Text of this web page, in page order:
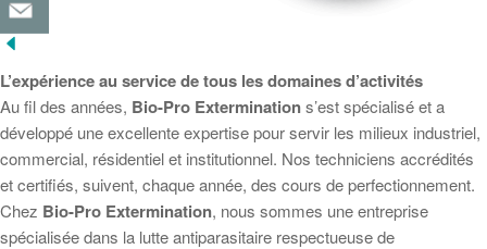
L’expérience au service de tous les domaines d’activités
Au fil des années, Bio-Pro Exterminations’est spécialisé et a
développé une excellente expertise pour servir les milieux industriel,
commercial, résidentiel et institutionnel. Nos techniciens accrédités
et certifiés, suivent, chaque année, des cours de perfectionnement.
Chez Bio-Pro Extermination, nous sommes une entreprise
spécialisée dans la lutte antiparasitaire respectueuse de